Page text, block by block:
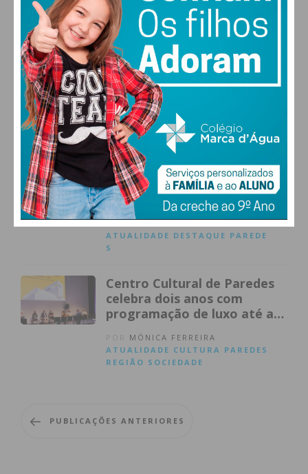
ATUALIDADE
DESTAQUE
S
GNR desmantela rede de
abate clandestino e furto de
animais no Norte
PORMÓNICA FERREIRA
ATUALIDADE DESTAQUE
PAÇOS
DE FERREIRA PAREDES PENAFIEL
Paredes distingue oito
personalidades e instituições
com a Medalha de Ouro do
Município
PORMÓNICA FERREIRA
ATUALIDADE DESTAQUE PAREDE
S
Centro Cultural de Paredes
celebra dois anos com
programação de luxo até ao
final de 2026
MÓNICA FERREIRA
ATUALIDADE CULTURA PAREDES
REGIÃO SOCIEDADE
PUBLICAÇÕES ANTERIORES